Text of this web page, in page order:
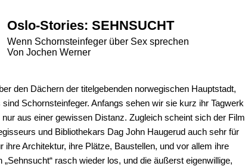
Oslo-Stories: SEHNSUCHT
Wenn Schornsteinfeger über Sex sprechen
Von Jochen Werner
den Dächern der titelgebenden norwegischen Hauptstadt,
Schornsteinfeger. Anfangs sehen wir sie kurz ihr Tagwerk
aus einer gewissen Distanz. Zugleich scheint sich der Film
und Bibliothekars Dag John Haugerud auch sehr für
ihre Architektur, ihre Plätze, Baustellen, und vor allem ihre
rasch wieder los, und die äußerst eigenwillige,